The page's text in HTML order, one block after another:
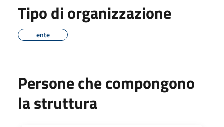
Tipo di organizzazione
ente
Persone che compongono
la struttura